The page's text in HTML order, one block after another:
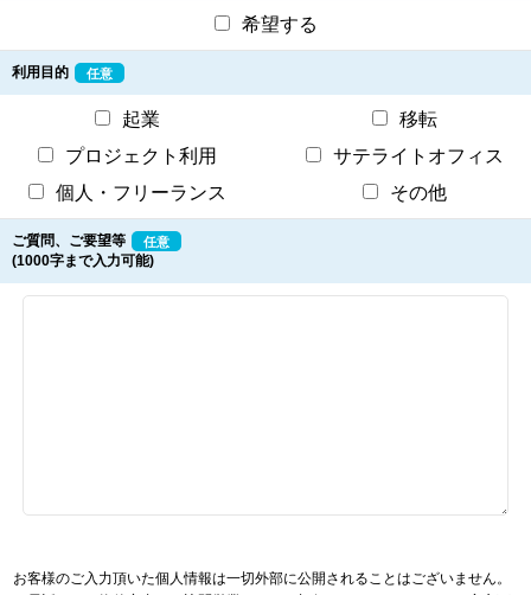
希望する
利用目的 任意
起業
移転
プロジェクト利用
サテライトオフィス
個人・フリーランス
その他
ご質問、ご要望等 任意
(1000字まで入力可能)
お客様のご入力頂いた個人情報は一切外部に公開されることはございません。